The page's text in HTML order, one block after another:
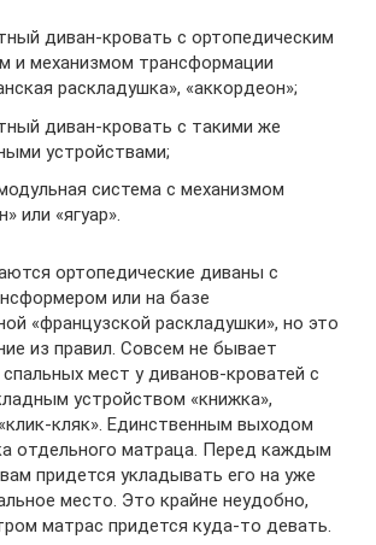
диван-кровать с ортопедическим
и механизмом трансформации
раскладушка», «аккордеон»;
диван-кровать с такими же
устройствами;
система с механизмом
или «ягуар».
ортопедические диваны с
или на базе
«французской раскладушки», но это
из правил. Совсем не бывает
мест у диванов-кроватей с
устройством «книжка»,
кляк». Единственным выходом
отдельного матраца. Перед каждым
придется укладывать его на уже
место. Это крайне неудобно,
матрас придется куда-то девать.